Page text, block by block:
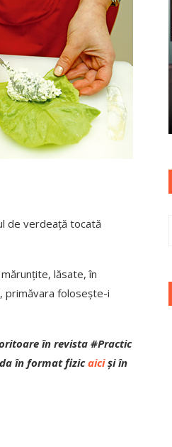
de verdeață tocată
lăsate, în
primăvara folosește-i
în revista #Practic
în format fizicaiciși în